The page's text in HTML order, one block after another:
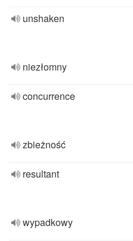
unshaken
niezłomny
concurrence
zbieżność
resultant
wypadkowy